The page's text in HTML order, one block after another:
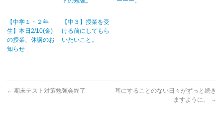
【中学１・２年
生】本日2/10(金)
の授業、休講のお
知らせ
【中３】授業を受
ける前にしてもら
いたいこと。
← 期末テスト対策勉強会終了
耳にすることのない日々がずっと続き
ますように。
→